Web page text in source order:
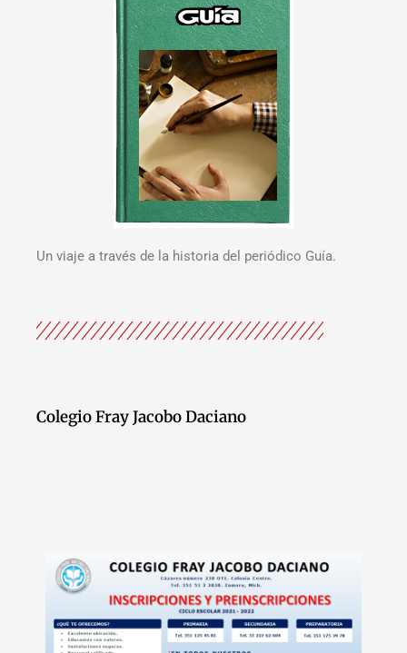
Un viaje a través de la historia del periódico Guía.
Colegio Fray Jacobo Daciano